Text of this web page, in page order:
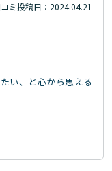
ミ投稿日：2024.04.21
い、と心から思える